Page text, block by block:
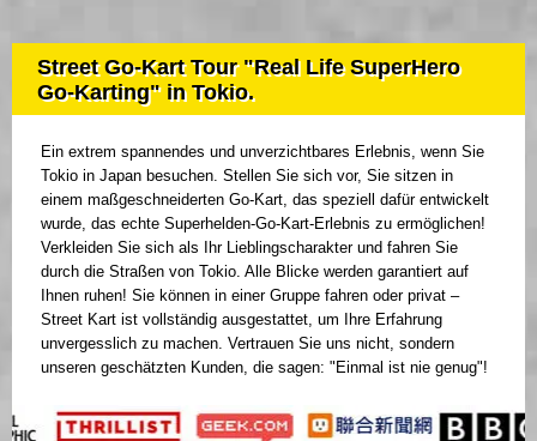
Street Go-Kart Tour "Real Life SuperHero
Go-Karting" in Tokio.
Ein extrem spannendes und unverzichtbares Erlebnis, wenn Sie
Tokio in Japan besuchen. Stellen Sie sich vor, Sie sitzen in
einem maßgeschneiderten Go-Kart, das speziell dafür entwickelt
wurde, das echte Superhelden-Go-Kart-Erlebnis zu ermöglichen!
Verkleiden Sie sich als Ihr Lieblingscharakter und fahren Sie
durch die Straßen von Tokio. Alle Blicke werden garantiert auf
Ihnen ruhen! Sie können in einer Gruppe fahren oder privat –
Street Kart ist vollständig ausgestattet, um Ihre Erfahrung
unvergesslich zu machen. Vertrauen Sie uns nicht, sondern
unseren geschätzten Kunden, die sagen: "Einmal ist nie genug"!